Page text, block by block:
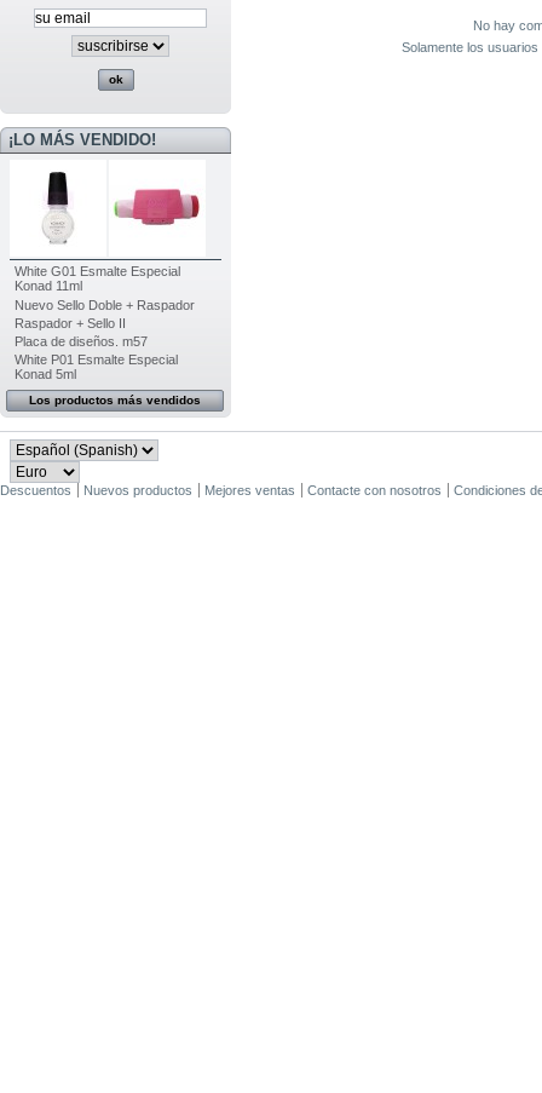
¡LO MÁS VENDIDO!
White G01 Esmalte Especial
Konad 11ml
Nuevo Sello Doble + Raspador
Raspador + Sello II
Placa de diseños. m57
White P01 Esmalte Especial
Konad 5ml
Los productos más vendidos
No hay
Solamente los
Descuentos Nuevos productos Mejores ventas Contacte con nosotros Condiciones